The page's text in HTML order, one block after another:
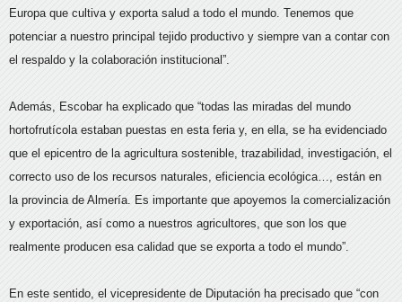
Europa que cultiva y exporta salud a todo el mundo. Tenemos que
potenciar a nuestro principal tejido productivo y siempre van a contar con
el respaldo y la colaboración institucional”.
Además, Escobar ha explicado que “todas las miradas del mundo
hortofrutícola estaban puestas en esta feria y, en ella, se ha evidenciado
que el epicentro de la agricultura sostenible, trazabilidad, investigación, el
correcto uso de los recursos naturales, eficiencia ecológica…, están en
la provincia de Almería. Es importante que apoyemos la comercialización
y exportación, así como a nuestros agricultores, que son los que
realmente producen esa calidad que se exporta a todo el mundo”.
En este sentido, el vicepresidente de Diputación ha precisado que “con